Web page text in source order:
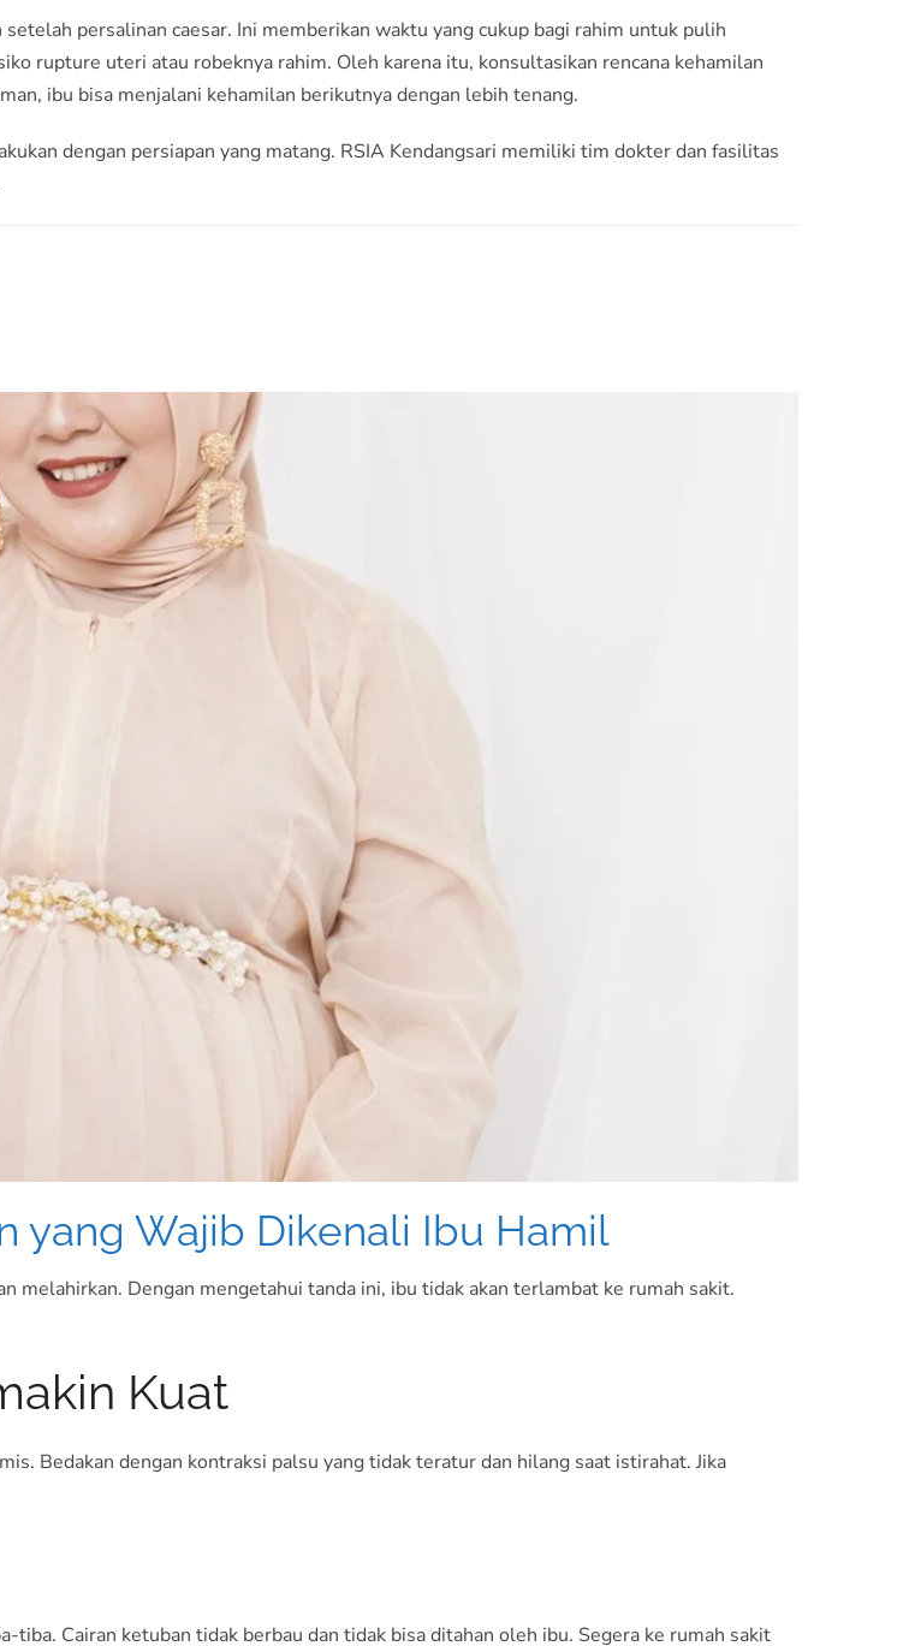
persalinan caesar. Ini memberikan waktu yang cukup bagi rahim untuk pulih
rupture uteri atau robeknya rahim. Oleh karena itu, konsultasikan rencana kehamilan
ibu bisa menjalani kehamilan berikutnya dengan lebih tenang.
dengan persiapan yang matang. RSIA Kendangsari memiliki tim dokter dan fasilitas
yang Wajib Dikenali Ibu Hamil
melahirkan. Dengan mengetahui tanda ini, ibu tidak akan terlambat ke rumah sakit.
Kuat
Bedakan dengan kontraksi palsu yang tidak teratur dan hilang saat istirahat. Jika
tiba. Cairan ketuban tidak berbau dan tidak bisa ditahan oleh ibu. Segera ke rumah sakit